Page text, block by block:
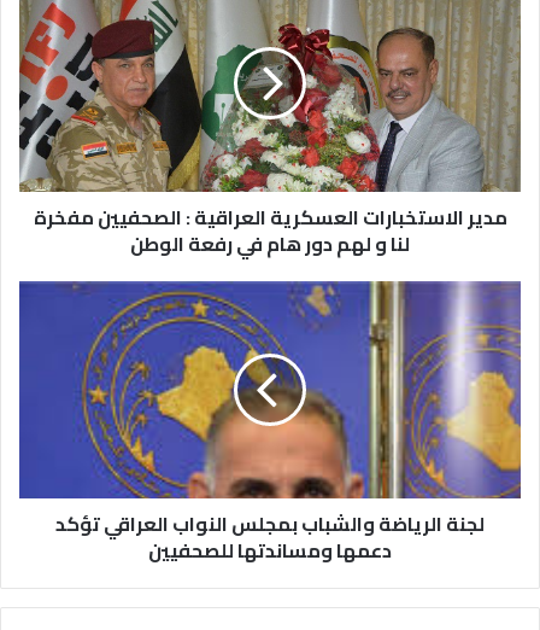
مدير الاستخبارات العسكرية العراقية : الصحفيين مفخرة
لنا و لهم دور هام في رفعة الوطن
لجنة الرياضة والشباب بمجلس النواب العراقي تؤكد
دعمها ومساندتها للصحفيين